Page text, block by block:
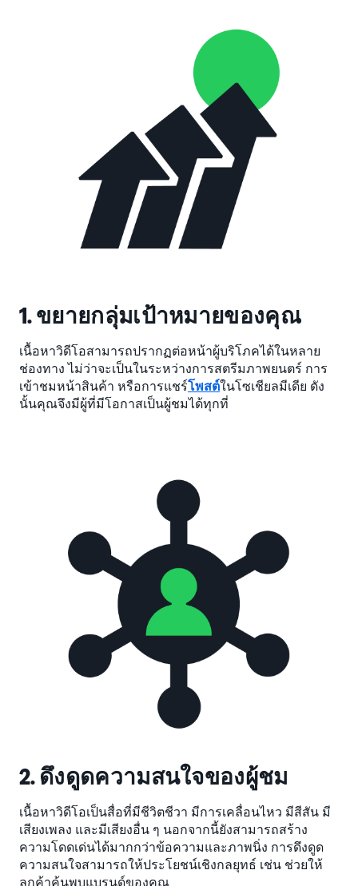
1. ขยายกลุ่มเป้าหมายของคุณ
เนื้อหาวิดีโอสามารถปรากฏต่อหน้าผู้บริโภคได้ในหลาย
ช่องทาง ไม่ว่าจะเป็นในระหว่างการสตรีมภาพยนตร์ การ
เข้าชมหน้าสินค้า หรือการแชร์โพสต์ในโซเชียลมีเดีย ดัง
นั้นคุณจึงมีผู้ที่มีโอกาสเป็นผู้ชมได้ทุกที่
2. ดึงดูดความสนใจของผู้ชม
เนื้อหาวิดีโอเป็นสื่อที่มีชีวิตชีวา มีการเคลื่อนไหว มีสีสัน มี
เสียงเพลง และมีเสียงอื่น ๆ นอกจากนี้ยังสามารถสร้าง
ความโดดเด่นได้มากกว่าข้อความและภาพนิ่ง การดึงดูด
ความสนใจสามารถให้ประโยชน์เชิงกลยุทธ์ เช่น ช่วยให้
ลูกค้าค้นพบแบรนด์ของคุณ